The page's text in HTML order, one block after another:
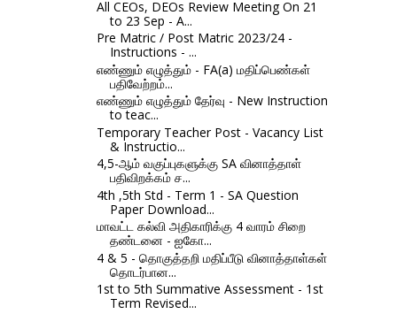
All CEOs, DEOs Review Meeting On 21
to 23 Sep - A...
Pre Matric / Post Matric 2023/24 -
Instructions - ...
எண்ணும் எழுத்தும் - FA(a) மதிப்பெண்கள்
பதிவேற்றம்...
எண்ணும் எழுத்தும் தேர்வு - New Instruction
to teac...
Temporary Teacher Post - Vacancy List
& Instructio...
4,5-ஆம் வகுப்புகளுக்கு SA வினாத்தாள்
பதிவிறக்கம் ச...
4th ,5th Std - Term 1 - SA Question
Paper Download...
மாவட்ட கல்வி அதிகாரிக்கு 4 வாரம் சிறை
தண்டனை - ஐகோ...
4 & 5 - தொகுத்தறி மதிப்பீடு வினாத்தாள்கள்
தொடர்பான...
1st to 5th Summative Assessment - 1st
Term Revised...